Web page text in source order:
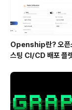
Openship란? 오픈
스팅 CI/CD 배포 플